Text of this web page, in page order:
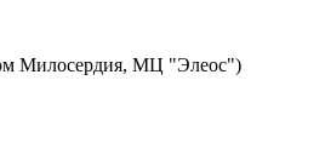
Милосердия, МЦ "Элеос")